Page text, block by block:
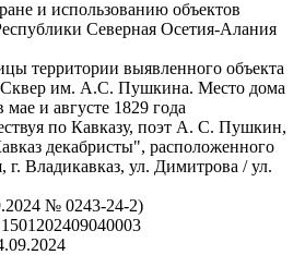
и использованию объектов
Северная Осетия-Алания
территории выявленного объекта
"Сквер им. А.С. Пушкина. Место дома
и августе 1829 года
по Кавказу, поэт А. С. Пушкин,
декабристы", расположенного
Владикавказ, ул. Димитрова / ул.
№ 0243-24-2)
1501202409040003